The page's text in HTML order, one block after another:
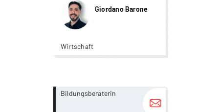
Giordano Barone
Wirtschaft
Bildungsberaterin more...
more...